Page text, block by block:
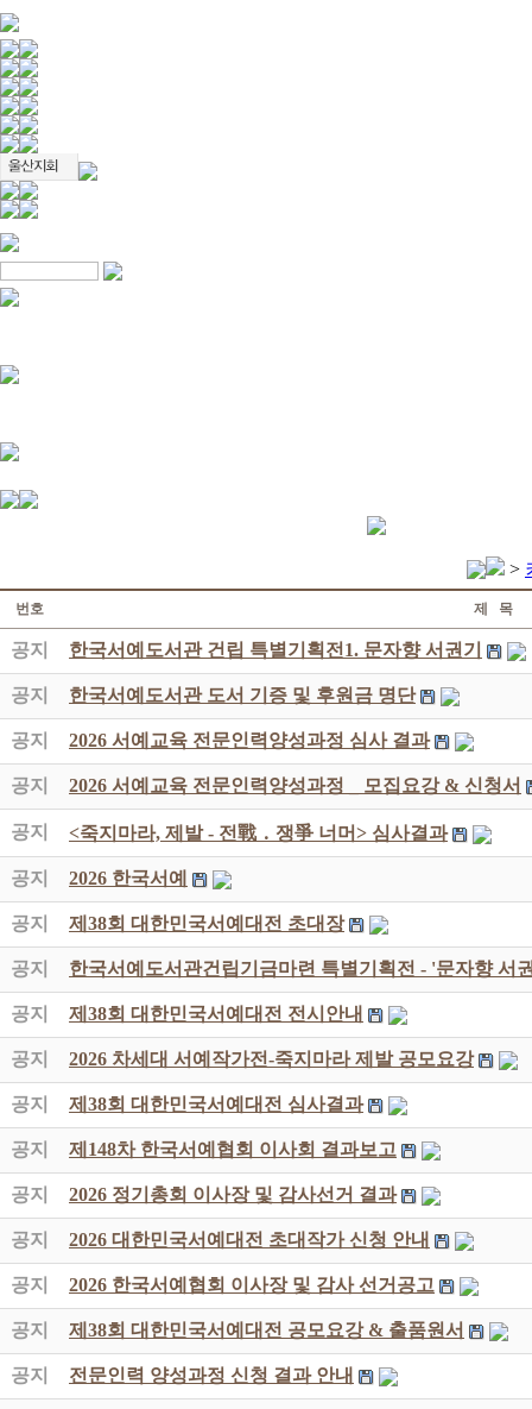
>
번호 제 목
공지 한국서예도서관 건립 특별기획전1. 문자향 서권기
공지 한국서예도서관 도서 기증 및 후원금 명단
공지 2026 서예교육 전문인력양성과정 심사 결과
공지 2026 서예교육 전문인력양성과정 _ 모집요강 & 신청서
공지 <죽지마라, 제발 - 전戰 ․ 쟁爭 너머> 심사결과
공지 2026 한국서예
공지 제38회 대한민국서예대전 초대장
공지 한국서예도서관건립기금마련 특별기획전 - '문자향 서
공지 제38회 대한민국서예대전 전시안내
공지 2026 차세대 서예작가전-죽지마라 제발 공모요강
공지 제38회 대한민국서예대전 심사결과
공지 제148차 한국서예협회 이사회 결과보고
공지 2026 정기총회 이사장 및 감사선거 결과
공지 2026 대한민국서예대전 초대작가 신청 안내
공지 2026 한국서예협회 이사장 및 감사 선거공고
공지 제38회 대한민국서예대전 공모요강 & 출품원서
공지 전문인력 양성과정 신청 결과 안내